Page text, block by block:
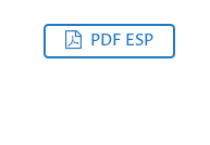
PDF ESP